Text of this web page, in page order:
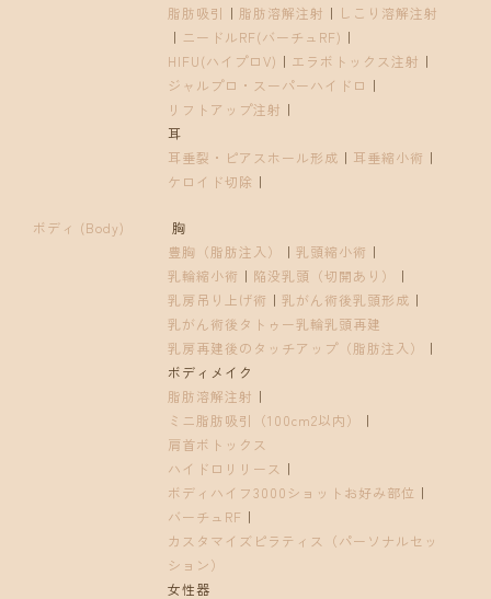
脂肪吸引 ｜ 脂肪溶解注射 ｜ しこり溶解注射
｜ ニードルRF(バーチュRF) ｜
HIFU(ハイプロV) ｜ エラボトックス注射 ｜
ジャルプロ・スーパーハイドロ ｜
リフトアップ注射 ｜
耳
耳垂裂・ピアスホール形成 ｜ 耳垂縮小術 ｜
ケロイド切除 ｜
ボディ (Body)
胸
豊胸（脂肪注入）
｜ 乳頭縮小術 ｜
乳輪縮小術 ｜ 陥没乳頭（切開あり）
｜
乳房吊り上げ術 ｜ 乳がん術後乳頭形成 ｜
乳がん術後タトゥー乳輪乳頭再建
乳房再建後のタッチアップ（脂肪注入）
｜
ボディメイク
脂肪溶解注射 ｜
ミニ脂肪吸引（100cm2以内）
｜
肩首ボトックス
ハイドロリリース ｜
ボディハイフ3000ショットお好み部位 ｜
バーチュRF ｜
カスタマイズピラティス（パーソナルセッ
ション）
女性器